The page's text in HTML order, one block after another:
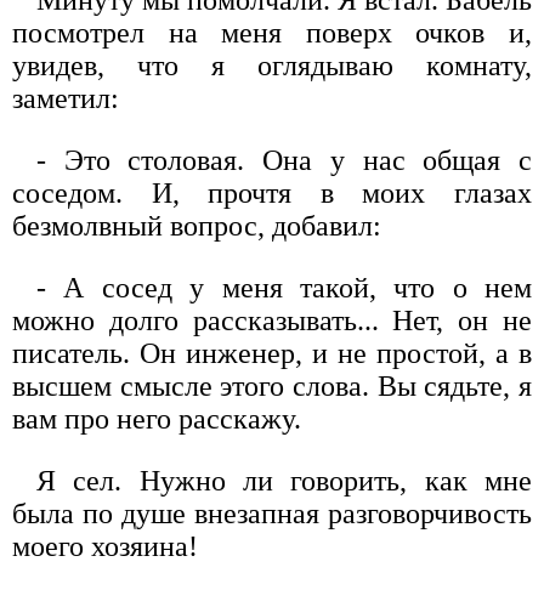
посмотрел на меня поверх очков и,
увидев, что я оглядываю комнату,
заметил:
- Это столовая. Она у нас общая с
соседом. И, прочтя в моих глазах
безмолвный вопрос, добавил:
- А сосед у меня такой, что о нем
можно долго рассказывать... Нет, он не
писатель. Он инженер, и не простой, а в
высшем смысле этого слова. Вы сядьте, я
вам про него расскажу.
Я сел. Нужно ли говорить, как мне
была по душе внезапная разговорчивость
моего хозяина!